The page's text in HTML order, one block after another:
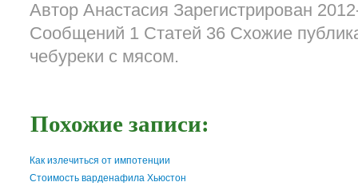
Автор Анастасия Зарегистрирован
Сообщений 1 Статей 36 Схожие
чебуреки с мясом.
Похожие записи:
Как излечиться от импотенции
Стоимость варденафила Хьюстон